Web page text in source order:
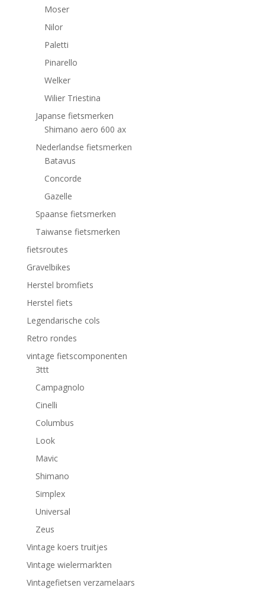
Moser
Nilor
Paletti
Pinarello
Welker
Wilier Triestina
Japanse fietsmerken
Shimano aero 600 ax
Nederlandse fietsmerken
Batavus
Concorde
Gazelle
Spaanse fietsmerken
Taiwanse fietsmerken
fietsroutes
Gravelbikes
Herstel bromfiets
Herstel fiets
Legendarische cols
Retro rondes
vintage fietscomponenten
3ttt
Campagnolo
Cinelli
Columbus
Look
Mavic
Shimano
Simplex
Universal
Zeus
Vintage koers truitjes
Vintage wielermarkten
Vintagefietsen verzamelaars